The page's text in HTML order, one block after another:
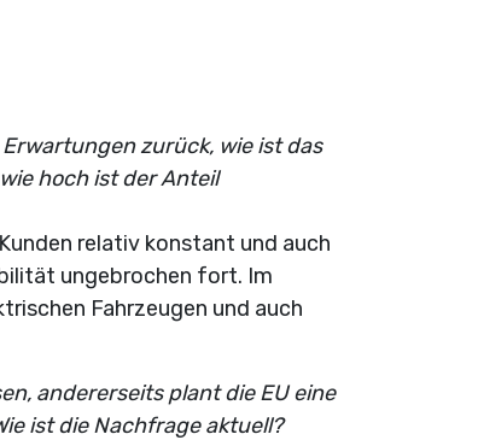
zurück, wie ist das
hoch ist der Anteil
relativ konstant und auch
ungebrochen fort. Im
Fahrzeugen und auch
andererseits plant die EU eine
ist die Nachfrage aktuell?